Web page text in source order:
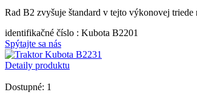
Rad B2 zvyšuje štandard v tejto výkonovej
identifikačné číslo : Kubota B2201
Spýtajte sa nás
Detaily produktu
Dostupné: 1